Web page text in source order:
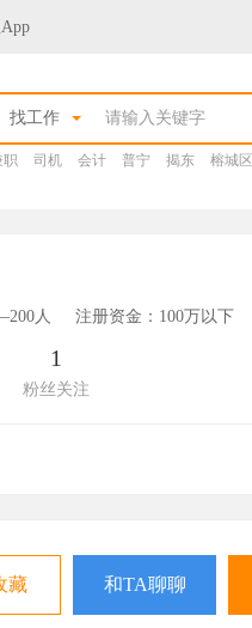
找工作
职 司机 会计 普宁 揭东 榕城区
人 注册资金：100万以下
1
粉丝关注
藏 和TA聊聊